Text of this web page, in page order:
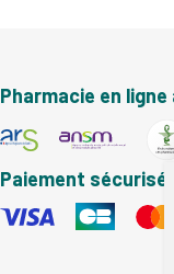
Pharmacie en ligne
Paiement sécurisé